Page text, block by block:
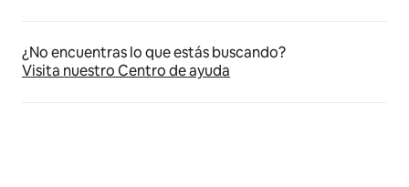
¿No encuentras lo que estás buscando?
Visita nuestro Centro de ayuda